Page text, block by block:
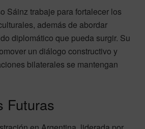
Sáinz trabaje para fortalecer los
además de abordar
diplomático que pueda surgir. Su
un diálogo constructivo y
bilaterales se mantengan
Futuras